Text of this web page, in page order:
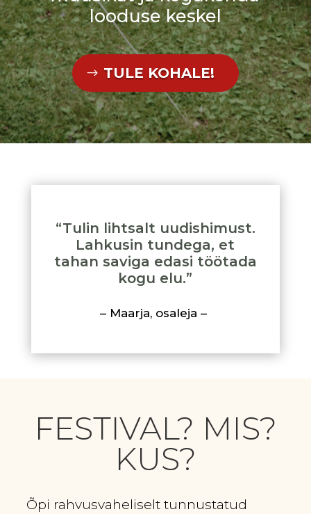
looduse keskel
TULE KOHALE!
“Tulin lihtsalt uudishimust.
Lahkusin tundega, et
tahan saviga edasi töötada
kogu elu.”
– Maarja, osaleja –
FESTIVAL? MIS?
KUS?
Õpi rahvusvaheliselt tunnustatud